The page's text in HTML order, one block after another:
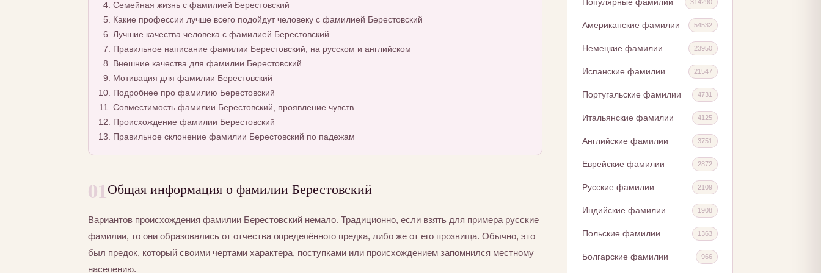
Семейная жизнь с фамилией Берестовский
Какие профессии лучше всего подойдут человеку с фамилией Берестовский
Лучшие качества человека с фамилией Берестовский
Правильное написание фамилии Берестовский, на русском и английском
Внешние качества для фамилии Берестовский
Мотивация для фамилии Берестовский
Подробнее про фамилию Берестовский
Совместимость фамилии Берестовский, проявление чувств
Происхождение фамилии Берестовский
Правильное склонение фамилии Берестовский по падежам
01Общая информация о фамилии Берестовский
Вариантов происхождения фамилии Берестовский немало. Традиционно, если взять для примера русские
фамилии, то они образовались от отчества определённого предка, либо же от его прозвища. Обычно, это
был предок, который своими чертами характера, поступками или происхождением запомнился местному
населению.
Популярные фамилии 314290
Американские фамилии 54532
Немецкие фамилии 23950
Испанские фамилии 21547
Португальские фамилии 4731
Итальянские фамилии 4125
Английские фамилии 3751
Еврейские фамилии 2872
Русские фамилии 2109
Индийские фамилии 1908
Польские фамилии 1363
Болгарские фамилии 966